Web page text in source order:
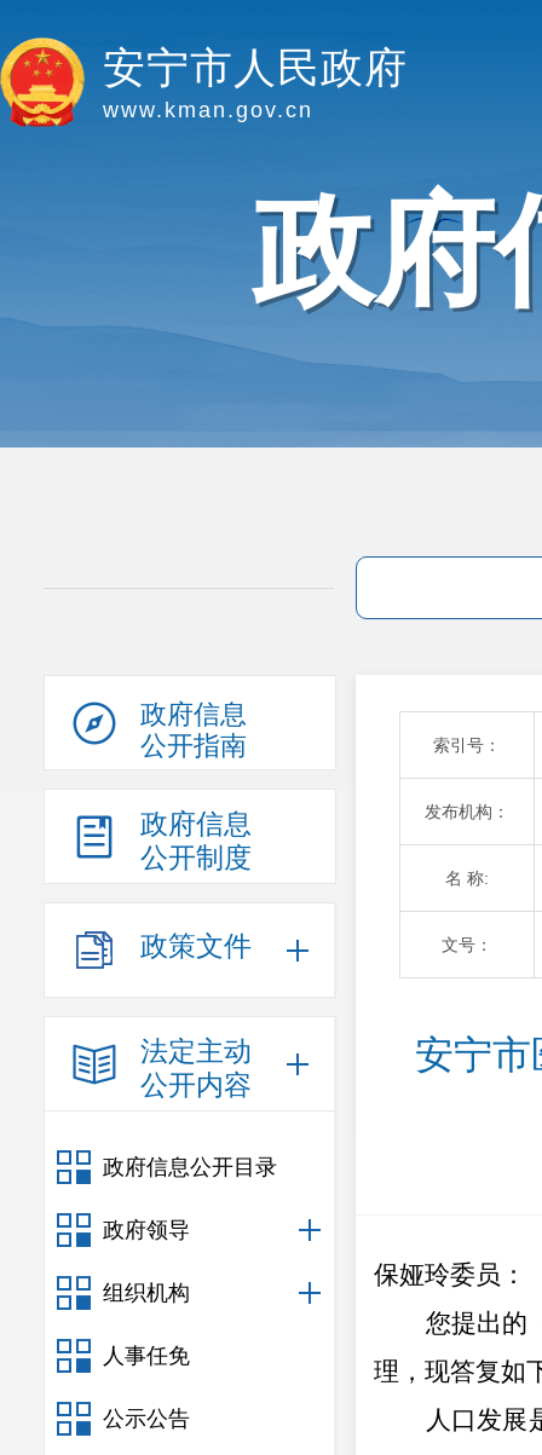
安宁市人民政府
www.kman.gov.cn
政府
政府信息
公开指南
政府信息
公开制度
政策文件
法定主动
公开内容
政府信息公开目录
政府领导
组织机构
人事任免
公示公告
索引号：
发布机构：
名 称:
文号：
安宁
保娅玲委员 ：
您提出的
理，现答复如
人口发展